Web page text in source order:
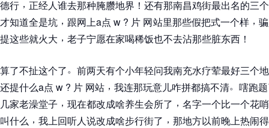
德行 ， 正经人谁去那种腌臜地界 ！ 还有那南昌鸡街最出名的三
才知道全是坑 ， 跟网上a点 w ? 片 网站里那些假把式一个样 ，
提这些就火大 ， 老子宁愿在家喝稀饭也不去沾那些脏东西 ！
算了不扯这个了。 前两天有个小年轻问我南充水疗荤最好三个
还提什么a点 w ? 片 网站 ， 我连那玩意儿咋拼都搞不清。 嗐跑
几家老澡堂子 ， 现在都改成啥养生会所了 ， 名字一个比一个花哨
叫什么 ， 我上回听人说改成啥步行街了 ， 那地方以前晚上热闹